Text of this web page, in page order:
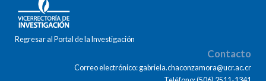
Regresar al Portal de la Investigación
Contacto
Correo electrónico: gabriela.chaconzamora@ucr.ac.cr